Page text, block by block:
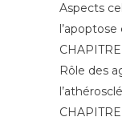
Aspects
l’apoptose
Rôle des
CHAPITRE